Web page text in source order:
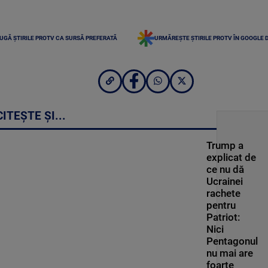
ȘTIRILE PROTV CA SURSĂ PREFERATĂ URMĂREȘTE ȘTIRILE PROTV ÎN GOOGLE
ȘI...
Trump a
explicat de
ce nu dă
Ucrainei
rachete
pentru
Patriot:
Nici
Pentagonul
nu mai are
foarte